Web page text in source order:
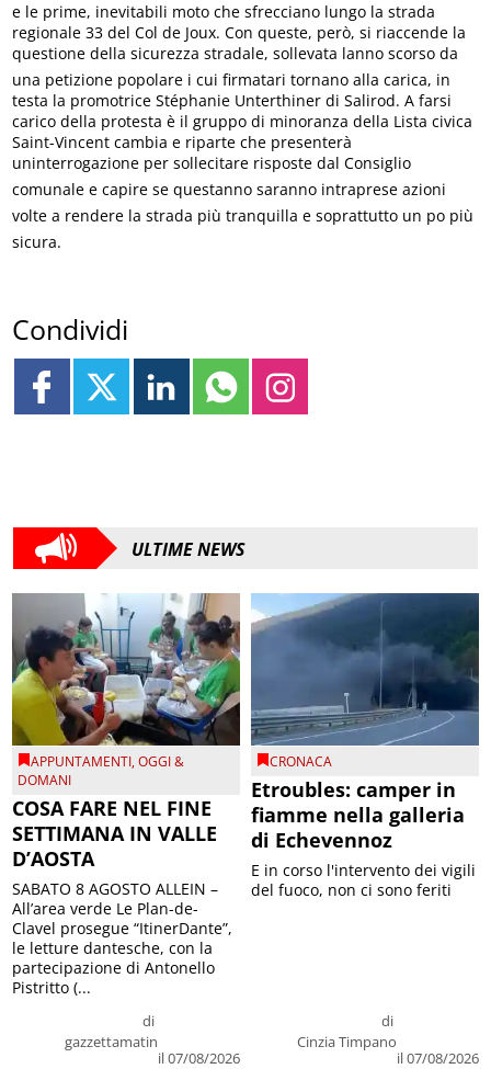
e le prime, inevitabili moto che sfrecciano lungo la strada
regionale 33 del Col de Joux. Con queste, però, si riaccende la
questione della sicurezza stradale, sollevata lanno scorso da
una petizione popolare i cui firmatari tornano alla carica, in
testa la promotrice Stéphanie Unterthiner di Salirod. A farsi
carico della protesta è il gruppo di minoranza della Lista civica
Saint-Vincent cambia e riparte che presenterà
uninterrogazione per sollecitare risposte dal Consiglio
comunale e capire se questanno saranno intraprese azioni
volte a rendere la strada più tranquilla e soprattutto un po più
sicura.
Condividi
ULTIME NEWS
APPUNTAMENTI,OGGI &
DOMANI
COSA FARE NEL FINE
SETTIMANA IN VALLE
D’AOSTA
di
gazzettamatin
il 07/08/2026
SABATO 8 AGOSTO ALLEIN –
All’area verde Le Plan-de-
Clavel prosegue “ItinerDante”,
le letture dantesche, con la
partecipazione di Antonello
Pistritto (...
CRONACA
Etroubles: camper in
fiamme nella galleria
di Echevennoz
di
Cinzia Timpano
il 07/08/2026
E in corso l'intervento dei vigili
del fuoco, non ci sono feriti